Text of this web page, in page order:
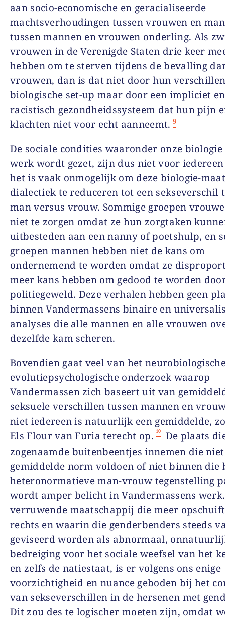
aan socio-economische en geracialiseerde
machtsverhoudingen tussen vrouwen en
tussen mannen en vrouwen onderling. Als
vrouwen in de Verenigde Staten drie keer
hebben om te sterven tijdens de bevalling
vrouwen, dan is dat niet door hun
biologische set-up maar door een impliciet
racistisch gezondheidssysteem dat hun pijn
klachten niet voor echt aanneemt. 9
De sociale condities waaronder onze
werk wordt gezet, zijn dus niet voor
het is vaak onmogelijk om deze biologie-
dialectiek te reduceren tot een sekseverschil
man versus vrouw. Sommige groepen
niet te zorgen omdat ze hun zorgtaken
uitbesteden aan een nanny of poetshulp, en
groepen mannen hebben niet de kans om
ondernemend te worden omdat ze
meer kans hebben om gedood te worden
politiegeweld. Deze verhalen hebben geen
binnen Vandermassens binaire en
analyses die alle mannen en alle vrouwen
dezelfde kam scheren.
Bovendien gaat veel van het
evolutiepsychologische onderzoek waarop
Vandermassen zich baseert uit van
seksuele verschillen tussen mannen en
niet iedereen is natuurlijk een gemiddelde,
Els Flour van Furia terecht op. 10
De plaats
zogenaamde buitenbeentjes innemen die
gemiddelde norm voldoen of niet binnen die
heteronormatieve man-vrouw tegenstelling
wordt amper belicht in Vandermassens
verruwende maatschappij die meer
rechts en waarin die genderbenders steeds
geviseerd worden als abnormaal,
bedreiging voor het sociale weefsel van het
en zelfs de natiestaat, is er volgens ons enige
voorzichtigheid en nuance geboden bij het
van sekseverschillen in de hersenen met
Dit zou des te logischer moeten zijn, omdat